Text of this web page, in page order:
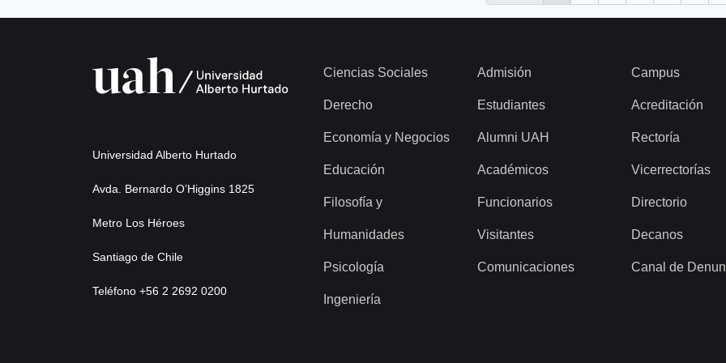
Universidad Alberto Hurtado
Avda. Bernardo O’Higgins 1825
Metro Los Héroes
Santiago de Chile
Teléfono +56 2 2692 0200
Ciencias Sociales
Derecho
Economía y Negocios
Educación
Filosofía y
Humanidades
Psicología
Ingeniería
Admisión
Estudiantes
Alumni UAH
Académicos
Funcionarios
Visitantes
Comunicaciones
Campus
Acreditación
Rectoría
Vicerrectorías
Directorio
Decanos
Canal de